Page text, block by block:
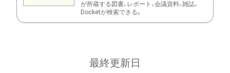
が所蔵する図書、レポート、会議資料、雑誌、
Docketが検索できる。
最終更新日